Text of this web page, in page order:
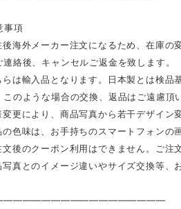
項
海外メーカー注文になるため、在庫の
連絡後、キャンセルご返金を致します。
は輸入品となります。日本製とは検品
このような場合の交換、返品はご遠慮頂
更により、商品写真から若干デザイン
色味は、お手持ちのスマートフォンの
後のクーポン利用はできません。ご注
真とのイメージ違いやサイズ交換等、